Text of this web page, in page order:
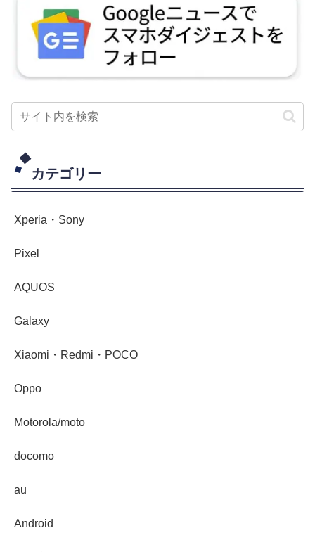
カテゴリー
Xperia・Sony
Pixel
AQUOS
Galaxy
Xiaomi・Redmi・POCO
Oppo
Motorola/moto
docomo
au
Android